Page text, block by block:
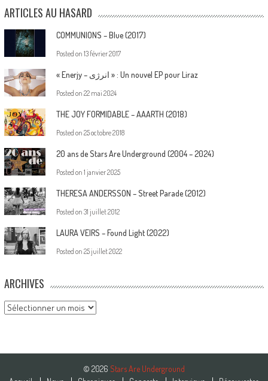
ARTICLES AU HASARD
COMMUNIONS – Blue (2017)
Posted on 13 février 2017
« Enerjy – ا​ن​ر​ژ​ی » : Un nouvel EP pour Liraz
Posted on 22 mai 2024
THE JOY FORMIDABLE – AAARTH (2018)
Posted on 25 octobre 2018
20 ans de Stars Are Underground (2004 – 2024)
Posted on 1 janvier 2025
THERESA ANDERSSON – Street Parade (2012)
Posted on 31 juillet 2012
LAURA VEIRS – Found Light (2022)
Posted on 25 juillet 2022
ARCHIVES
Archives
© 2026 Stars Are Underground